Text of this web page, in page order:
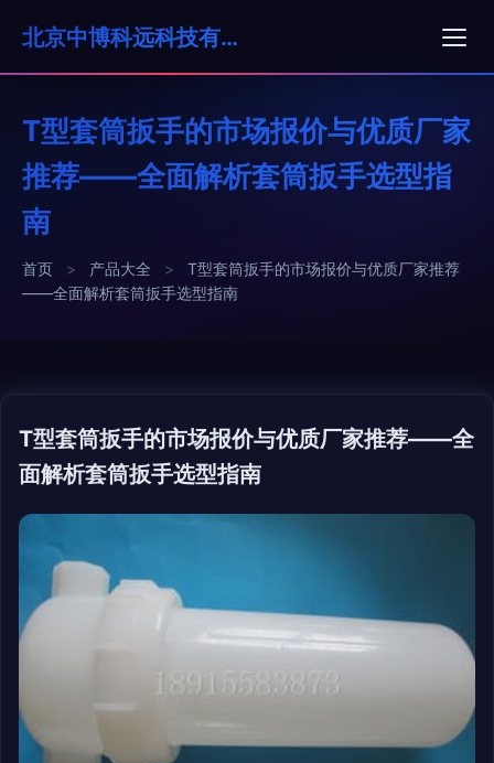
北京中博科远科技有限公司
T型套筒扳手的市场报价与优质厂家
推荐——全面解析套筒扳手选型指
南
首页 > 产品大全 >
T型套筒扳手的市场报价与优质厂家推荐
——全面解析套筒扳手选型指南
T型套筒扳手的市场报价与优质厂家推荐——全
面解析套筒扳手选型指南